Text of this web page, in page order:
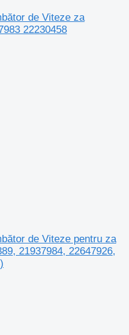
de Viteze za
22230458
de Viteze pentru za
21937984, 22647926,